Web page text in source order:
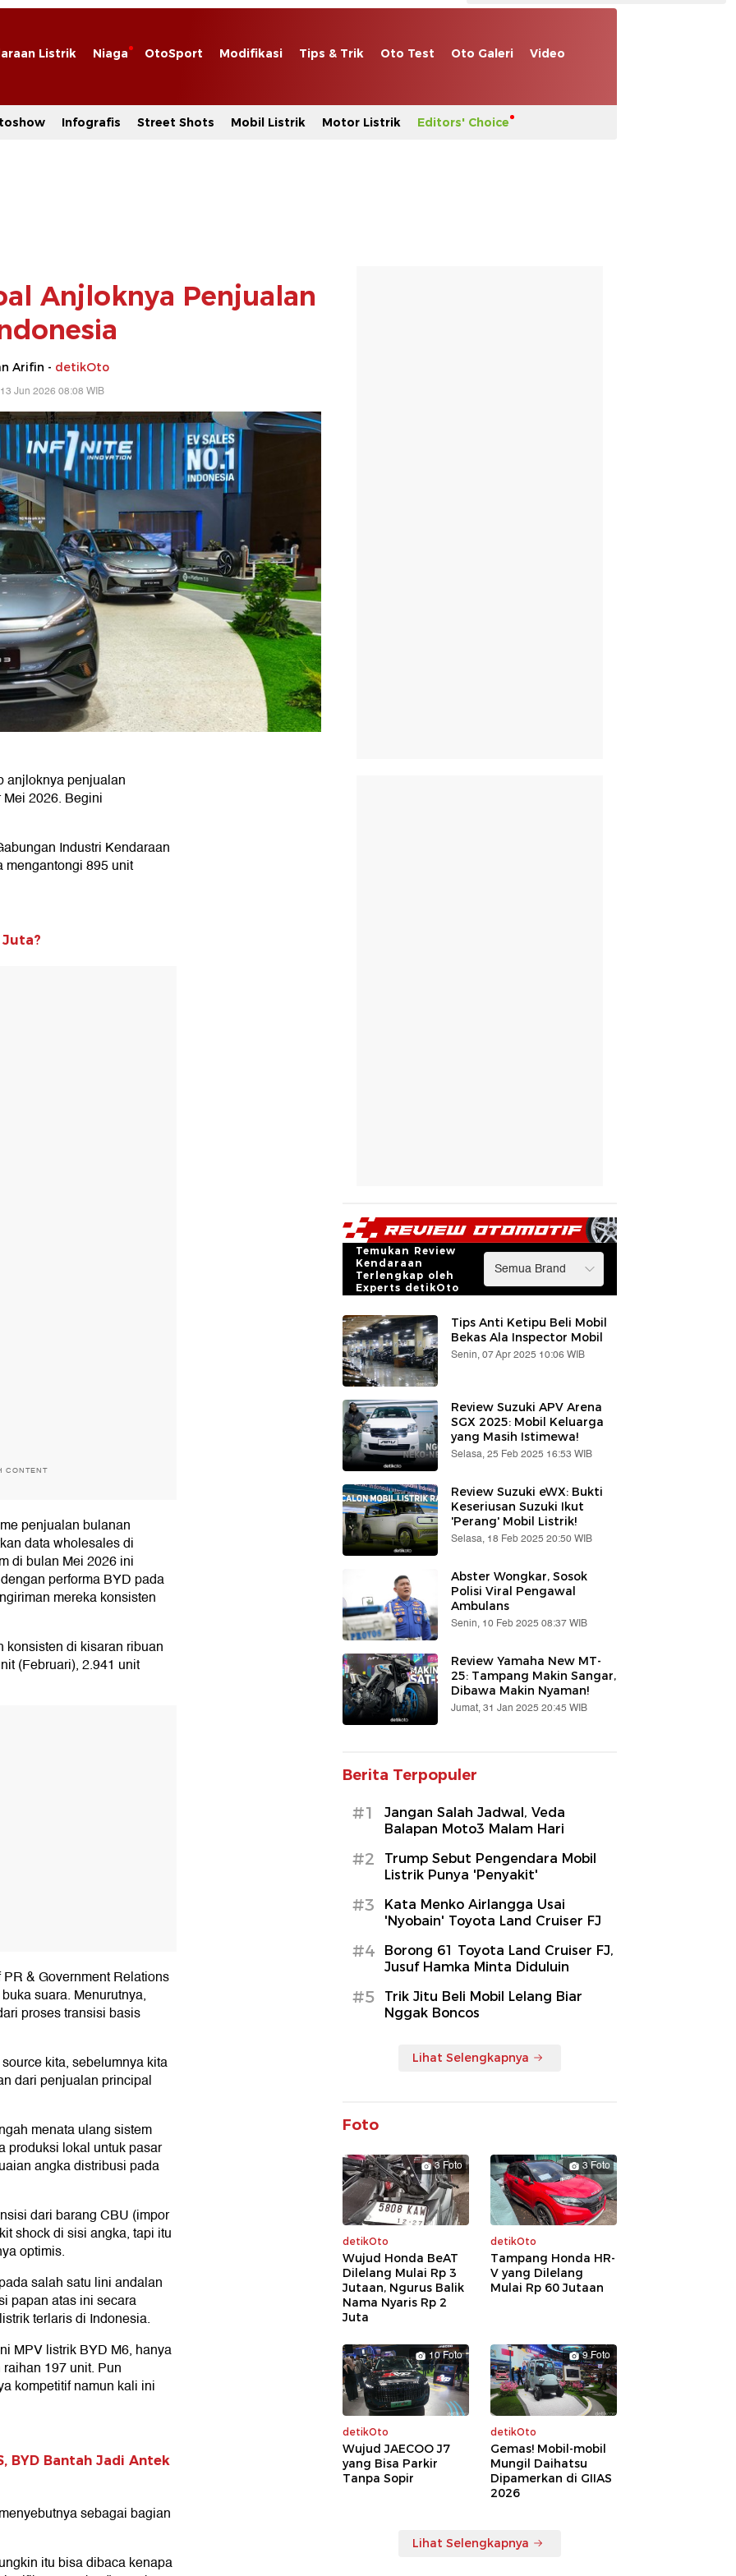
Listrik Niaga OtoSport Modifikasi Tips & Trik Oto Test Oto Galeri Video
Infografis Street Shots Mobil Listrik Motor Listrik Editors' Choice
Anjloknya Penjualan
Arifin - detikOto
Jun 2026 08:08 WIB
anjloknya penjualan
2026. Begini
Industri Kendaraan
mengantongi 895 unit
Juta?
CONTENT
penjualan bulanan
data wholesales di
di bulan Mei 2026 ini
performa BYD pada
mereka konsisten
konsisten di kisaran ribuan
(Februari), 2.941 unit
& Government Relations
suara. Menurutnya,
proses transisi basis
kita, sebelumnya kita
dari penjualan principal
menata ulang sistem
produksi lokal untuk pasar
angka distribusi pada
dari barang CBU (impor
shock di sisi angka, tapi itu
optimis.
salah satu lini andalan
papan atas ini secara
terlaris di Indonesia.
MPV listrik BYD M6, hanya
197 unit. Pun
kompetitif namun kali ini
BYD Bantah Jadi Antek
sebagai bagian
itu bisa dibaca kenapa
Temukan Review
Kendaraan
Terlengkap oleh
Experts detikOto
Tips Anti Ketipu Beli Mobil
Bekas Ala Inspector Mobil
Senin, 07 Apr 2025 10:06 WIB
Review Suzuki APV Arena
SGX 2025: Mobil Keluarga
yang Masih Istimewa!
Selasa, 25 Feb 2025 16:53 WIB
Review Suzuki eWX: Bukti
Keseriusan Suzuki Ikut
'Perang' Mobil Listrik!
Selasa, 18 Feb 2025 20:50 WIB
Abster Wongkar, Sosok
Polisi Viral Pengawal
Ambulans
Senin, 10 Feb 2025 08:37 WIB
Review Yamaha New MT-
25: Tampang Makin Sangar,
Dibawa Makin Nyaman!
Jumat, 31 Jan 2025 20:45 WIB
Berita Terpopuler
#1
Jangan Salah Jadwal, Veda
Balapan Moto3 Malam Hari
#2
Trump Sebut Pengendara Mobil
Listrik Punya 'Penyakit'
#3
Kata Menko Airlangga Usai
'Nyobain' Toyota Land Cruiser FJ
#4
Borong 61 Toyota Land Cruiser FJ,
Jusuf Hamka Minta Diduluin
#5
Trik Jitu Beli Mobil Lelang Biar
Nggak Boncos
Lihat Selengkapnya
Foto
3 Foto
detikOto
Wujud Honda BeAT
Dilelang Mulai Rp 3
Jutaan, Ngurus Balik
Nama Nyaris Rp 2
Juta
3 Foto
detikOto
Tampang Honda HR-
V yang Dilelang
Mulai Rp 60 Jutaan
10 Foto
detikOto
Wujud JAECOO J7
yang Bisa Parkir
Tanpa Sopir
9 Foto
detikOto
Gemas! Mobil-mobil
Mungil Daihatsu
Dipamerkan di GIIAS
2026
Lihat Selengkapnya